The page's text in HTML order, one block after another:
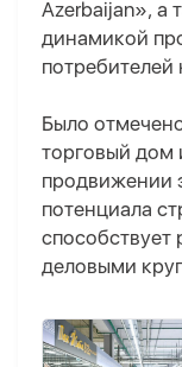
Azerbaijan», а
динамикой
Было
торговый дом
продвижении
потенциала
деловыми